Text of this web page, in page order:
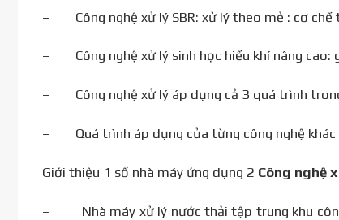
– Công nghệ xử lý SBR: xử lý theo mẻ : cơ chế
– Công nghệ xử lý sinh học hiếu khí nâng cao:
– Công nghệ xử lý áp dụng cả 3 quá trình
– Quá trình áp dụng của từng công nghệ khác
Giới thiệu 1 số nhà máy ứng dụng 2 Công nghệ
– Nhà máy xử lý nước thải tập trung khu công